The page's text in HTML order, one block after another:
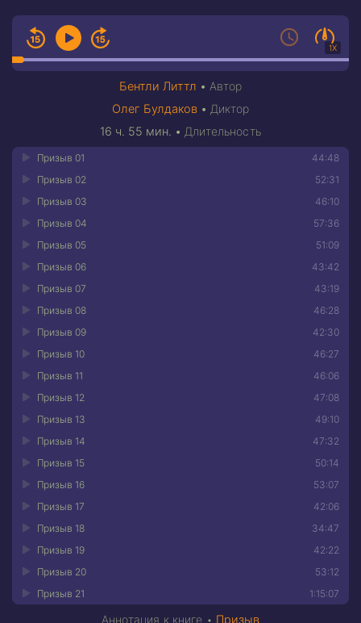
1X
Бентли Литтл • Автор
Олег Булдаков • Диктор
16 ч. 55 мин. • Длительность
44:48
Призыв 01
52:31
Призыв 02
46:10
Призыв 03
57:36
Призыв 04
51:09
Призыв 05
43:42
Призыв 06
43:19
Призыв 07
46:28
Призыв 08
42:30
Призыв 09
46:27
Призыв 10
46:06
Призыв 11
47:08
Призыв 12
49:10
Призыв 13
47:32
Призыв 14
50:14
Призыв 15
53:07
Призыв 16
42:06
Призыв 17
34:47
Призыв 18
42:22
Призыв 19
53:12
Призыв 20
1:15:07
Призыв 21
Аннотация к книге • Призыв